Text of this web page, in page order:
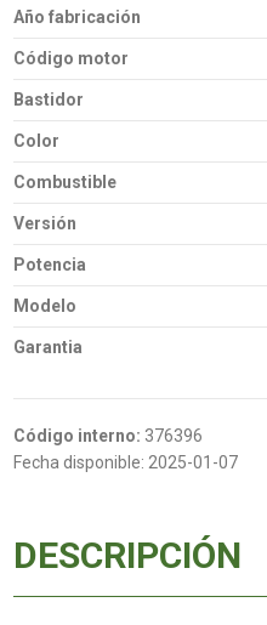
Año fabricación
Código motor
Bastidor
Color
Combustible
Versión
Potencia
Modelo
Garantia
Código interno: 376396
Fecha disponible: 2025-01-07
DESCRIPCIÓN